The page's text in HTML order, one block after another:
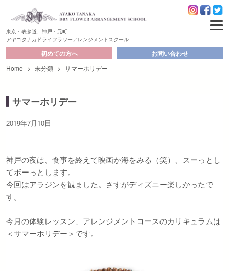
東京・表参道、神戸・元町
アヤコタナカドライフラワーアレンジメントスクール
初めての方へ お問い合わせ
Home > 未分類 > サマーホリデー
サマーホリデー
2019年7月10日
神戸の夜は、食事を終えて映画か海をみる（笑）、スーっとし
てボーっとします。
今回はアラジンを観ました。さすがディズニー楽しかったで
す。
今月の体験レッスン、アレンジメントコースのカリキュラムは
＜サマーホリデー＞ です。